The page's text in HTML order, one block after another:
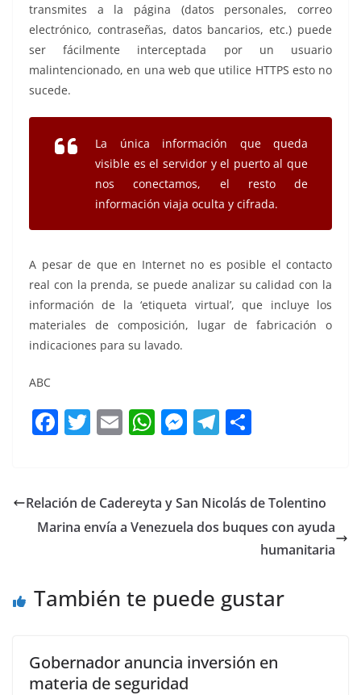
transmites a la página (datos personales, correo
electrónico, contraseñas, datos bancarios, etc.) puede
ser fácilmente interceptada por un usuario
malintencionado, en una web que utilice HTTPS esto no
sucede.
La única información que queda
visible es el servidor y el puerto al que
nos conectamos, el resto de
información viaja oculta y cifrada.
A pesar de que en Internet no es posible el contacto
real con la prenda, se puede analizar su calidad con la
información de la ‘etiqueta virtual’, que incluye los
materiales de composición, lugar de fabricación o
indicaciones para su lavado.
ABC
F
e
b
k
T
er
E
l
W
s
A
M
e
n
T
gr
a
p
ar
tir
Relación de Cadereyta y San Nicolás de Tolentino
Marina envía a Venezuela dos buques con ayuda
humanitaria
También te puede gustar
Gobernador anuncia inversión en
materia de seguridad